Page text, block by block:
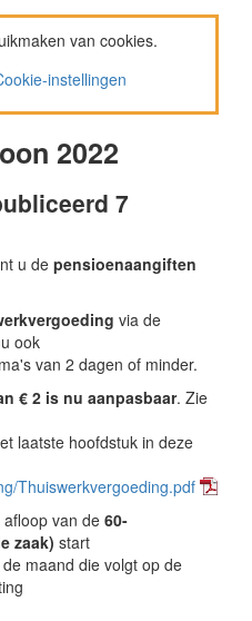
van cookies.
instellingen
2022
7
u de pensioenaangiften
via de
ook
van 2 dagen of minder.
€ 2 is nu aanpasbaar. Zie
laatste hoofdstuk in deze
Thuiswerkvergoeding.pdf
afloop van de 60-
zaak) start
maand die volgt op de